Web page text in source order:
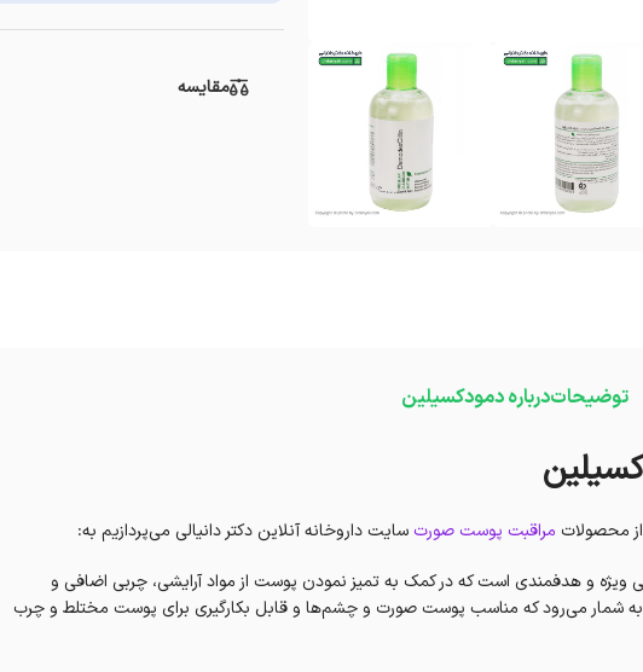
مقایسه
توضیحاتدرباره دمودکسیلین
از محصولات مراقبت پوست صورت سایت داروخانه آنلاین دکتر دانیالی می‌پردازیم به:
ویژه و هدفمندی است که در کمک به تمیز نمودن پوست از مواد آرایشی، چربی اضافی و
به شمار می‌رود که مناسب پوست صورت و چشم‌ها و قابل بکارگیری برای پوست مختلط و چرب